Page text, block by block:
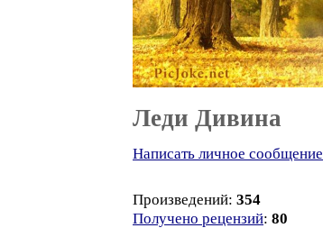
Леди Дивина
Написать личное сообщение
Произведений: 354
Получено рецензий: 80